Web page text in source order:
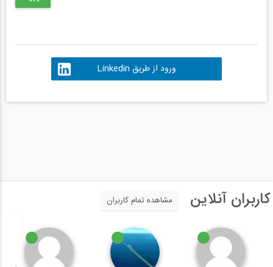
ورود از طریق Linkedin
کاربران آنلاین مشاهده تمام کاربران